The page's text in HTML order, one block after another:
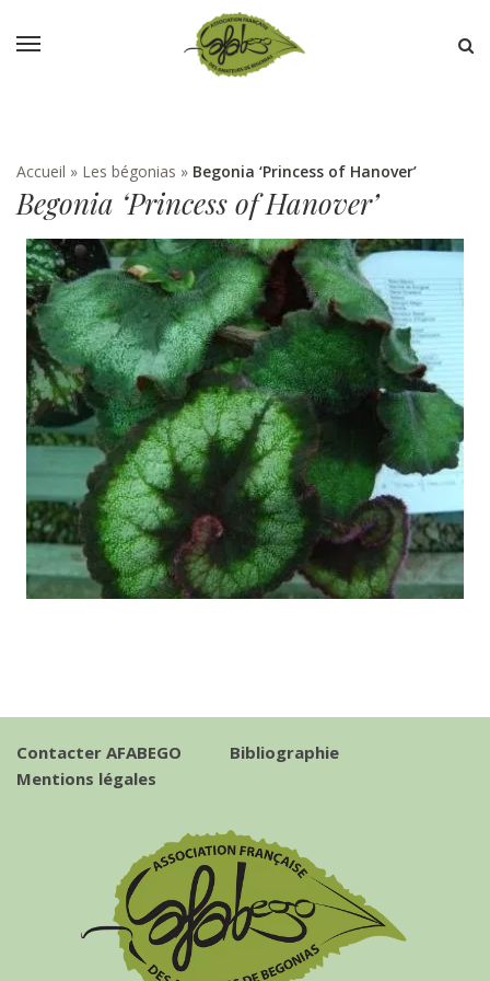
Accueil » Les bégonias » Begonia ‘Princess of Hanover’
Begonia ‘Princess of Hanover’
Contacter AFABEGO
Bibliographie
Mentions légales